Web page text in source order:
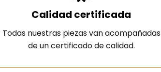
Calidad certificada
Todas nuestras piezas van acompañadas
de un certificado de calidad.